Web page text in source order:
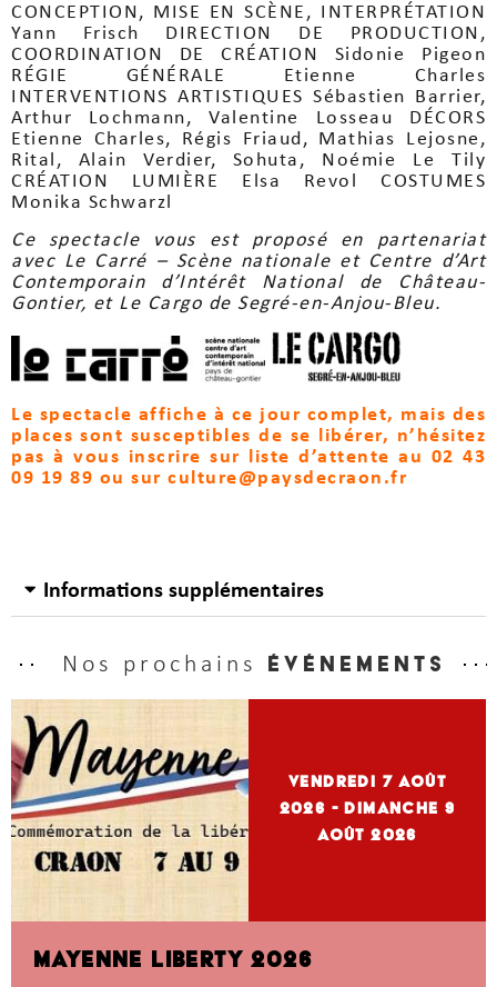
CONCEPTION, MISE EN SCÈNE, INTERPRÉTATION
Yann Frisch DIRECTION DE PRODUCTION,
COORDINATION DE CRÉATION Sidonie Pigeon
RÉGIE GÉNÉRALE Etienne Charles
INTERVENTIONS ARTISTIQUES Sébastien Barrier,
Arthur Lochmann, Valentine Losseau DÉCORS
Etienne Charles, Régis Friaud, Mathias Lejosne,
Rital, Alain Verdier, Sohuta, Noémie Le Tily
CRÉATION LUMIÈRE Elsa Revol COSTUMES
Monika Schwarzl
Ce spectacle vous est proposé en partenariat
avec Le Carré – Scène nationale et Centre d’Art
Contemporain d’Intérêt National de Château-
Gontier, et Le Cargo de Segré-en-Anjou-Bleu.
Le spectacle affiche à ce jour complet, mais des
places sont susceptibles de se libérer, n’hésitez
pas à vous inscrire sur liste d’attente au 02 43
09 19 89 ou sur culture@paysdecraon.fr
Informations supplémentaires
Nos prochains événements
vendredi 7Août
2026 - dimanche 9
Août 2026
MAYENNE LIBERTY 2026